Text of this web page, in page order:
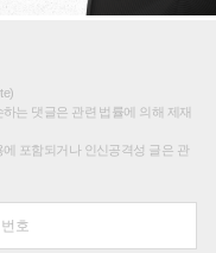
는 댓글은 관련 법률에 의해 제재
포함되거나 인신공격성 글은 관